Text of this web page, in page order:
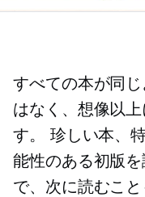
すべての本が同
はなく、想像以
す。 珍しい本、
能性のある初版
で、次に読むこ